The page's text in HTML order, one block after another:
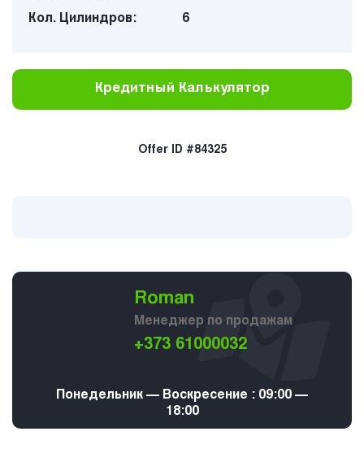
Кол. Цилиндров:
6
Кредитный Калькулятор
Offer ID #84325
Roman
Менеджер по продажам
+373 61000032
Понедельник — Воскресение : 09:00 —
18:00